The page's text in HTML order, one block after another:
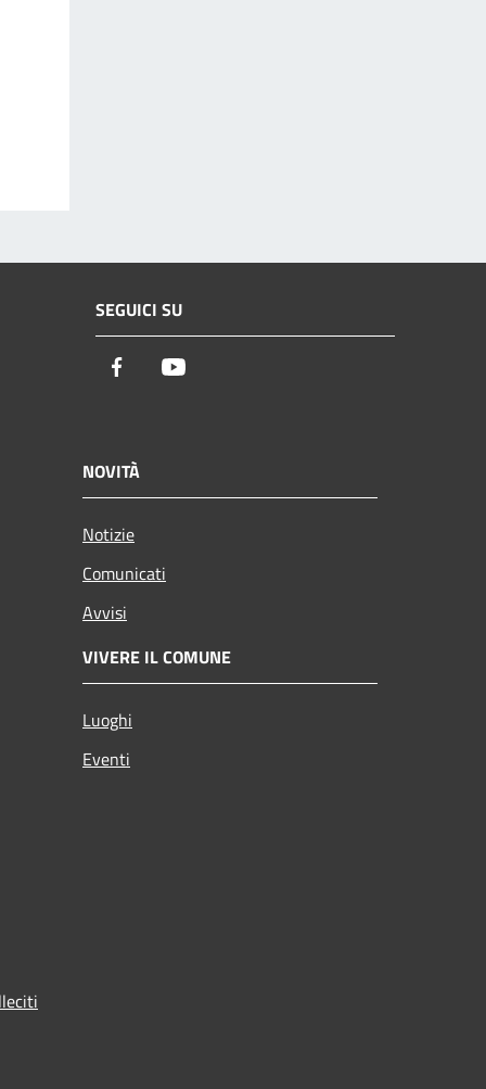
SEGUICI SU
Facebook
NOVITÀ
Notizie
Comunicati
Avvisi
VIVERE IL COMUNE
Luoghi
Eventi